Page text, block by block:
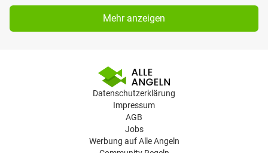
Mehr anzeigen
Datenschutzerklärung
Impressum
AGB
Jobs
Werbung auf Alle Angeln